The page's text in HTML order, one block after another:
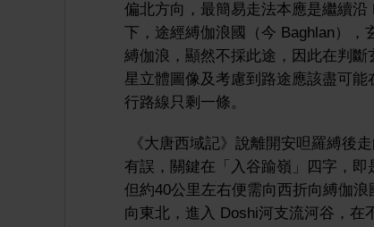
偏北方向，最簡易走法本應是繼續
下，途經縛伽浪國（今 Baghlan）
縛伽浪，顯然不採此途，因此在判
星立體圖像及考慮到路途應該盡可
行路線只剩一條。
《大唐西域記》說離開安呾羅縛後
有誤，關鍵在「入谷踰嶺」四字，即
但約40公里左右便需向西折向縛伽
向東北，進入 Doshi河支流河谷，在